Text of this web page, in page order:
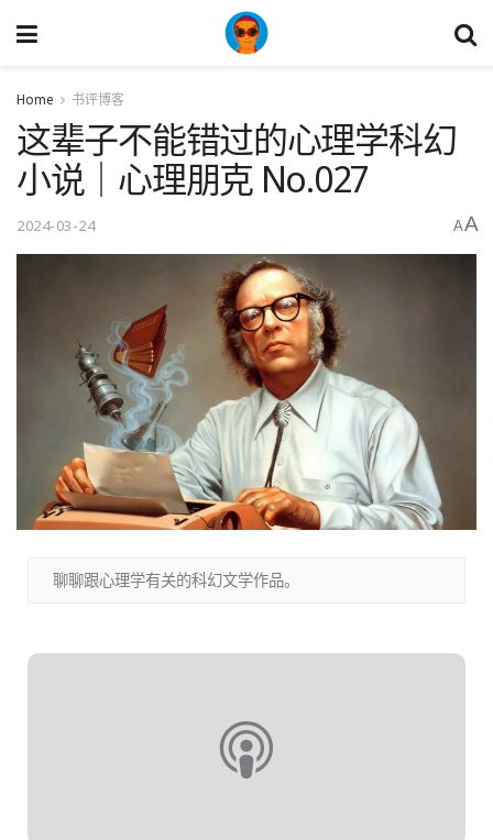
Home 书评博客
这辈子不能错过的心理学科幻
小说｜心理朋克 No.027
2024-03-24 AA
聊聊跟心理学有关的科幻文学作品。